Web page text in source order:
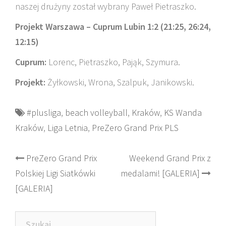
naszej drużyny został wybrany Paweł Pietraszko.
Projekt Warszawa – Cuprum Lubin 1:2 (21:25, 26:24,
12:15)
Cuprum: Lorenc, Pietraszko, Pająk, Szymura.
Projekt: Żyłkowski, Wrona, Szalpuk, Janikowski.
#plusliga, beach volleyball, Kraków, KS Wanda
Kraków, Liga Letnia, PreZero Grand Prix PLS
Post
navigation
PreZero Grand Prix
Polskiej Ligi Siatkówki
[GALERIA]
Weekend Grand Prix z
medalami! [GALERIA]
Szukaj: